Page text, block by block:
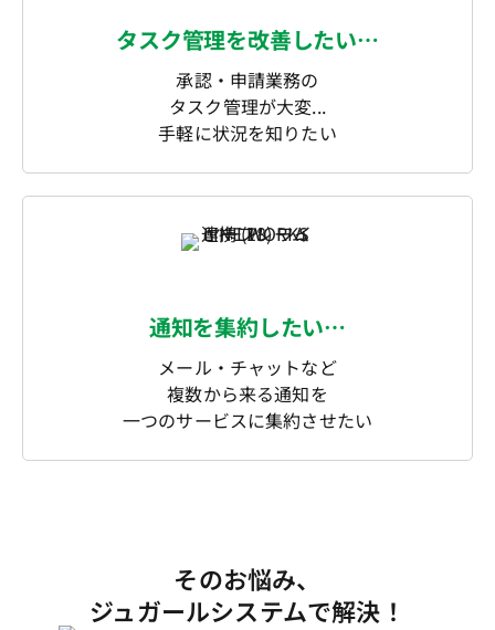
タスク管理を改善したい…
承認・申請業務の
タスク管理が大変...
手軽に状況を知りたい
通知を集約したい…
メール・チャットなど
複数から来る通知を
一つのサービスに集約させたい
そのお悩み、
ジュガールシステムで解決！